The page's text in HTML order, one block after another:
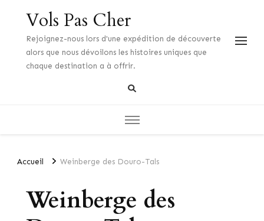
Vols Pas Cher
Rejoignez-nous lors d'une expédition de découverte
alors que nous dévoilons les histoires uniques que
chaque destination a à offrir.
Accueil Weinberge des Douro-Tals
Weinberge des